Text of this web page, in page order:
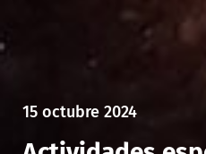
15 octubre 2024